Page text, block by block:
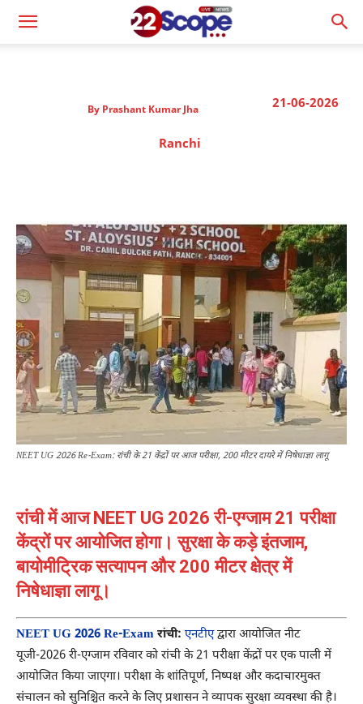
21-06-2026
By Prashant Kumar Jha
Ranchi
NEET UG 2026 Re-Exam: रांची के 21 केंद्रों पर आज परीक्षा, 200 मीटर दायरे में निषेधाज्ञा लागू
रांची में आज NEET UG 2026 री-एग्जाम 21 परीक्षा
केंद्रों पर आयोजित होगा। सुरक्षा के कड़े इंतजाम,
बायोमीट्रिक सत्यापन और 200 मीटर क्षेत्र में
निषेधाज्ञा लागू।
NEET UG 2026 Re-Exam रांची: एनटीएद्वारा आयोजित नीट
यूजी-2026 री-एग्जाम रविवार को रांची के 21 परीक्षा केंद्रों पर एक पाली में
आयोजित किया जाएगा। परीक्षा के शांतिपूर्ण, निष्पक्ष और कदाचारमुक्त
संचालन को सुनिश्चित करने के लिए प्रशासन ने व्यापक सुरक्षा व्यवस्था की है।